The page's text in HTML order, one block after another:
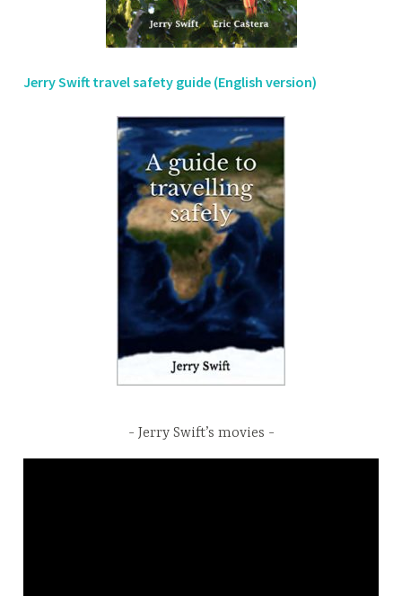
Jerry Swift travel safety guide (English version)
Jerry Swift’s movies